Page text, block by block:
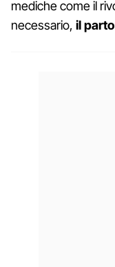
mediche come il
necessario, il